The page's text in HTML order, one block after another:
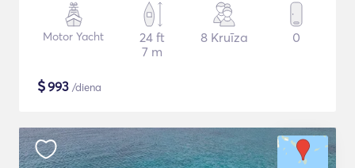
Motor Yacht
24 ft
7 m
8 Kruīza 0
$993 /diena